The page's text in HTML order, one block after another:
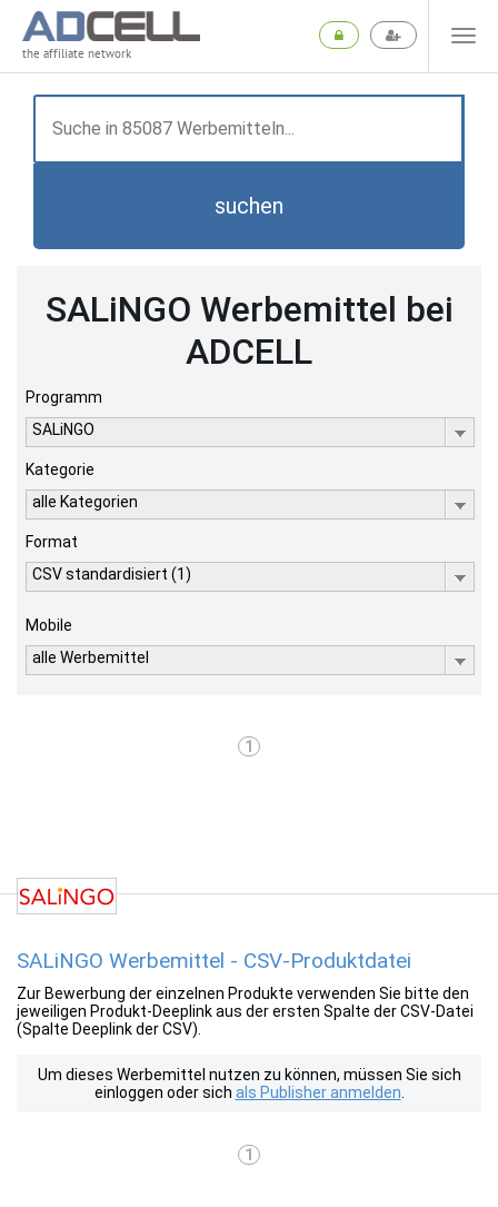
the affiliate network
suchen
SALiNGO Werbemittel bei
ADCELL
Programm
SALiNGO
Kategorie
alle Kategorien
Format
CSV standardisiert (1)
Mobile
alle Werbemittel
1
SALiNGO Werbemittel - CSV-Produktdatei
Zur Bewerbung der einzelnen Produkte verwenden Sie bitte den
jeweiligen Produkt-Deeplink aus der ersten Spalte der CSV-Datei
(Spalte Deeplink der CSV).
Um dieses Werbemittel nutzen zu können, müssen Sie sich
einloggen oder sich als Publisher anmelden
1